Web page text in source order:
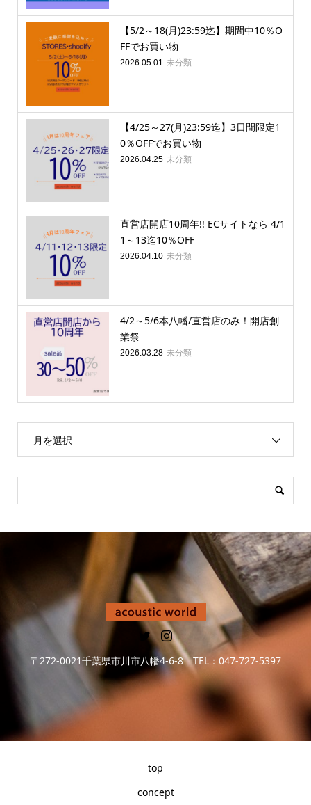
【5/2～18(月)23:59迄】期間中10％O
FFでお買い物
2026.05.01 未分類
【4/25～27(月)23:59迄】3日間限定1
0％OFFでお買い物
2026.04.25 未分類
直営店開店10周年!! ECサイトなら 4/1
1～13迄10％OFF
2026.04.10 未分類
4/2～5/6本八幡/直営店のみ！開店創
業祭
2026.03.28 未分類
月を選択
〒272-0021千葉県市川市八幡4-6-8 TEL：047-727-5397
top
concept